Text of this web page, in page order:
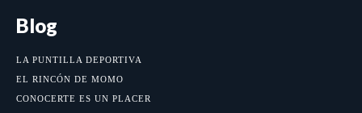
Blog
LA PUNTILLA DEPORTIVA
EL RINCÓN DE MOMO
CONOCERTE ES UN PLACER